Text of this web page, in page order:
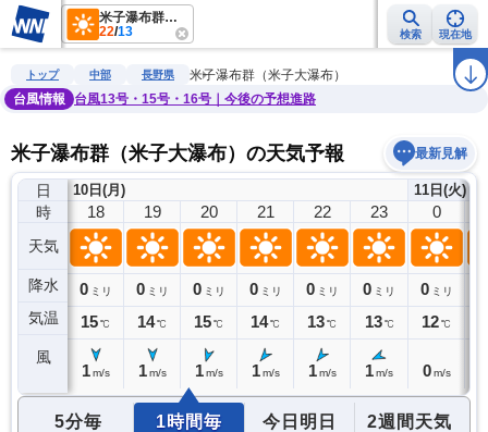
米子瀑布群（米子大瀑布）
22/13 検索 現在地
雨雲レーダー 台風情報 地震情報 警報・注意報 ラ
トップ 中部 長野県
米子瀑布群（米子大瀑布）
台風情報
台風13号・15号・16号｜今後の予想進路
米子瀑布群（米子大瀑布）の天気予報 最新見解
日
時
天気
降水
気温
風
10日(月)
17
0ミリ
17℃
18
0 ミリ
15℃
1 m/s
19
0 ミリ
14℃
1 m/s
20
0 ミリ
15℃
1 m/s
21
0 ミリ
14℃
1 m/s
22
0 ミリ
13℃
1 m/s
23
0 ミリ
13 ℃
1m/s
11日(火)
0
0 ミリ
12℃
0 m/s
5分毎 1時間毎 今日明日 2週間天気